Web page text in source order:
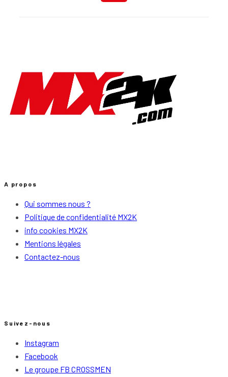
A propos
Qui sommes nous ?
Politique de confidentialité MX2K
info cookies MX2K
Mentions légales
Contactez-nous
Suivez-nous
Instagram
Facebook
Le groupe FB CROSSMEN